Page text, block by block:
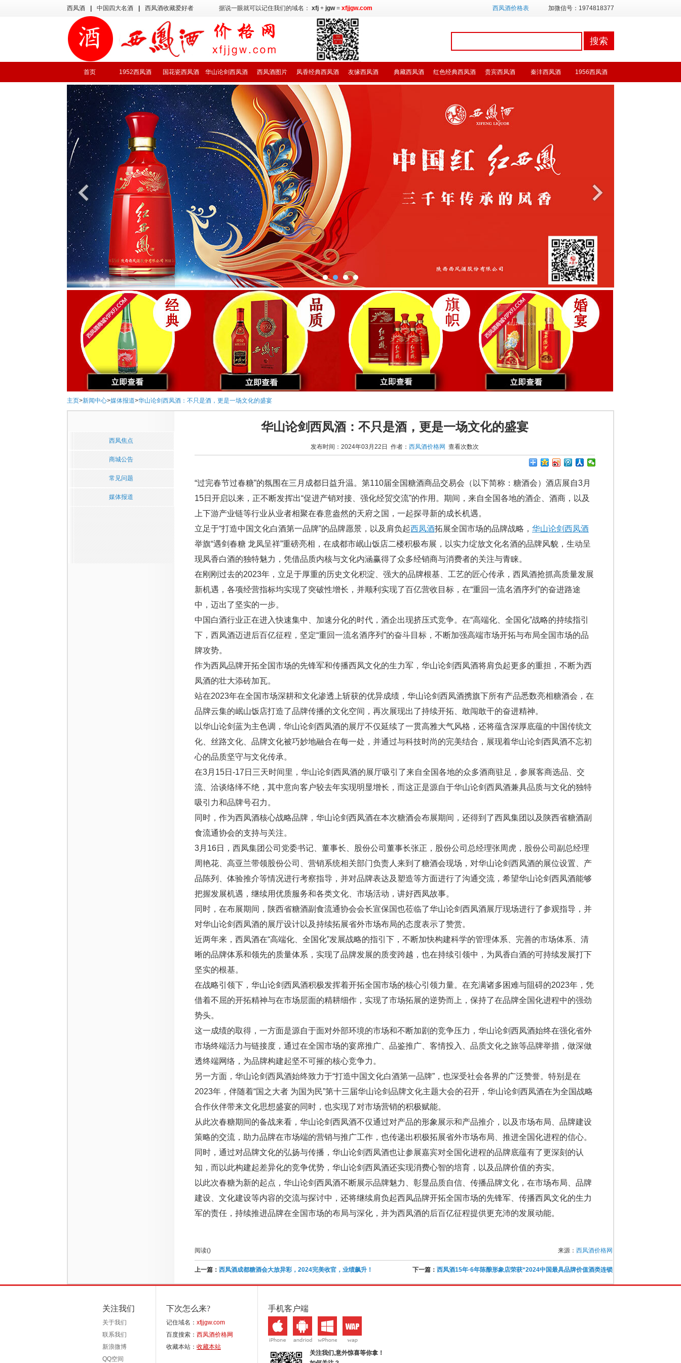
西凤酒 中国四大名酒 西凤酒收藏爱好者 据说一眼就可以记住我们的域名： xfj + jgw= xfjjgw.com 西凤酒价格表 加微信号：1974818377
首页 1952西凤酒 国花瓷西凤酒 华山论剑西凤酒 西凤酒图片 凤香经典西凤酒 友缘西凤酒 典藏西凤酒 红色经典西凤酒 贵宾西凤酒 秦沣西凤酒 1956西凤酒
主页>新闻中心>媒体报道>华山论剑西凤酒：不只是酒，更是一场文化的盛宴
西凤焦点
商城公告
常见问题
媒体报道
华山论剑西凤酒：不只是酒，更是一场文化的盛宴
发布时间：2024年03月22日 作者： 西凤酒价格网 查看次数次
“过完春节过春糖”的氛围在三月成都日益升温。第110届全国糖酒商品交易会（以下简称：糖酒会）酒店展自3月
15日开启以来，正不断发挥出“促进产销对接、强化经贸交流”的作用。期间，来自全国各地的酒企、酒商，以及
上下游产业链等行业从业者相聚在春意盎然的天府之国，一起探寻新的成长机遇。
立足于“打造中国文化白酒第一品牌”的品牌愿景，以及肩负起西凤酒拓展全国市场的品牌战略， 华山论剑西凤酒
举旗“遇剑春糖 龙凤呈祥”重磅亮相，在成都市岷山饭店二楼积极布展，以实力绽放文化名酒的品牌风貌，生动呈
现凤香白酒的独特魅力，凭借品质内核与文化内涵赢得了众多经销商与消费者的关注与青睐。
在刚刚过去的2023年，立足于厚重的历史文化积淀、强大的品牌根基、工艺的匠心传承，西凤酒抢抓高质量发展
新机遇，各项经营指标均实现了突破性增长，并顺利实现了百亿营收目标，在“重回一流名酒序列”的奋进路途
中，迈出了坚实的一步。
中国白酒行业正在进入快速集中、加速分化的时代，酒企出现挤压式竞争。在“高端化、全国化”战略的持续指引
下，西凤酒迈进后百亿征程，坚定“重回一流名酒序列”的奋斗目标，不断加强高端市场开拓与布局全国市场的品
牌攻势。
作为西凤品牌开拓全国市场的先锋军和传播西凤文化的生力军，华山论剑西凤酒将肩负起更多的重担，不断为西
凤酒的壮大添砖加瓦。
站在2023年在全国市场深耕和文化渗透上斩获的优异成绩，华山论剑西凤酒携旗下所有产品悉数亮相糖酒会，在
品牌云集的岷山饭店打造了品牌传播的文化空间，再次展现出了持续开拓、敢闯敢干的奋进精神。
以华山论剑蓝为主色调，华山论剑西凤酒的展厅不仅延续了一贯高雅大气风格，还将蕴含深厚底蕴的中国传统文
化、丝路文化、品牌文化被巧妙地融合在每一处，并通过与科技时尚的完美结合，展现着华山论剑西凤酒不忘初
心的品质坚守与文化传承。
在3月15日-17日三天时间里，华山论剑西凤酒的展厅吸引了来自全国各地的众多酒商驻足，参展客商选品、交
流、洽谈络绎不绝，其中意向客户较去年实现明显增长，而这正是源自于华山论剑西凤酒兼具品质与文化的独特
吸引力和品牌号召力。
同时，作为西凤酒核心战略品牌，华山论剑西凤酒在本次糖酒会布展期间，还得到了西凤集团以及陕西省糖酒副
食流通协会的支持与关注。
3月16日，西凤集团公司党委书记、董事长、股份公司董事长张正，股份公司总经理张周虎，股份公司副总经理
周艳花、高亚兰带领股份公司、营销系统相关部门负责人来到了糖酒会现场，对华山论剑西凤酒的展位设置、产
品陈列、体验推介等情况进行考察指导，并对品牌表达及塑造等方面进行了沟通交流，希望华山论剑西凤酒能够
把握发展机遇，继续用优质服务和各类文化、市场活动，讲好西凤故事。
同时，在布展期间，陕西省糖酒副食流通协会会长宣保国也莅临了华山论剑西凤酒展厅现场进行了参观指导，并
对华山论剑西凤酒的展厅设计以及持续拓展省外市场布局的态度表示了赞赏。
近两年来，西凤酒在“高端化、全国化”发展战略的指引下，不断加快构建科学的管理体系、完善的市场体系、清
晰的品牌体系和领先的质量体系，实现了品牌发展的质变跨越，也在持续引领中，为凤香白酒的可持续发展打下
坚实的根基。
在战略引领下，华山论剑西凤酒积极发挥着开拓全国市场的核心引领力量。在充满诸多困难与阻碍的2023年，凭
借着不屈的开拓精神与在市场层面的精耕细作，实现了市场拓展的逆势而上，保持了在品牌全国化进程中的强劲
势头。
这一成绩的取得，一方面是源自于面对外部环境的市场和不断加剧的竞争压力，华山论剑西凤酒始终在强化省外
市场终端活力与链接度，通过在全国市场的宴席推广、品鉴推广、客情投入、品质文化之旅等品牌举措，做深做
透终端网络，为品牌构建起坚不可摧的核心竞争力。
另一方面，华山论剑西凤酒始终致力于“打造中国文化白酒第一品牌”，也深受社会各界的广泛赞誉。特别是在
2023年，伴随着“国之大者 为国为民”第十三届华山论剑品牌文化主题大会的召开，华山论剑西凤酒在为全国战略
合作伙伴带来文化思想盛宴的同时，也实现了对市场营销的积极赋能。
从此次春糖期间的备战来看，华山论剑西凤酒不仅通过对产品的形象展示和产品推介，以及市场布局、品牌建设
策略的交流，助力品牌在市场端的营销与推广工作，也传递出积极拓展省外市场布局、推进全国化进程的信心。
同时，通过对品牌文化的弘扬与传播，华山论剑西凤酒也让参展嘉宾对全国化进程的品牌底蕴有了更深刻的认
知，而以此构建起差异化的竞争优势，华山论剑西凤酒还实现消费心智的培育，以及品牌价值的夯实。
以此次春糖为新的起点，华山论剑西凤酒不断展示品牌魅力、彰显品质自信、传播品牌文化，在市场布局、品牌
建设、文化建设等内容的交流与探讨中，还将继续肩负起西凤品牌开拓全国市场的先锋军、传播西凤文化的生力
军的责任，持续推进品牌在全国市场的布局与深化，并为西凤酒的后百亿征程提供更充沛的发展动能。
阅读() 来源： 西凤酒价格网
上一篇： 西凤酒成都糖酒会大放异彩，2024完美收官，业绩飙升！ 下一篇： 西凤酒15年·6年陈酿形象店荣获“2024中国最具品牌价值酒类连锁
关注我们
关于我们
联系我们
新浪微博
QQ空间
下次怎么来?
记住域名： xfjjgw.com
百度搜索： 西凤酒价格网
收藏本站： 收藏本站
手机客户端
关注我们,意外惊喜等你拿！